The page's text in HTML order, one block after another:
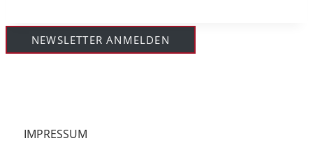
NEWSLETTER ANMELDEN
IMPRESSUM